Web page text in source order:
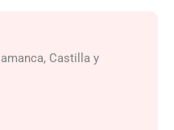
Castilla y